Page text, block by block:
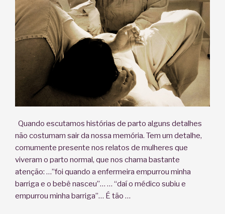
Quando escutamos histórias de parto alguns detalhes
não costumam sair da nossa memória. Tem um detalhe,
comumente presente nos relatos de mulheres que
viveram o parto normal, que nos chama bastante
atenção: …”foi quando a enfermeira empurrou minha
barriga e o bebê nasceu”… … “daí o médico subiu e
empurrou minha barriga”… É tão …